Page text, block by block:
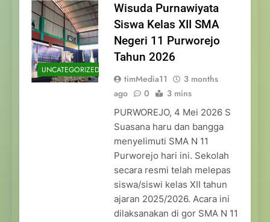
UNCATEGORIZED
Wisuda Purnawiyata
Siswa Kelas XII SMA
Negeri 11 Purworejo
Tahun 2026
timMedia11
3 months
ago
0 3 mins
PURWOREJO, 4 Mei 2026 S
Suasana haru dan bangga
menyelimuti SMA N 11
Purworejo hari ini. Sekolah
secara resmi telah melepas
siswa/siswi kelas XII tahun
ajaran 2025/2026. Acara ini
dilaksanakan di gor SMA N 11